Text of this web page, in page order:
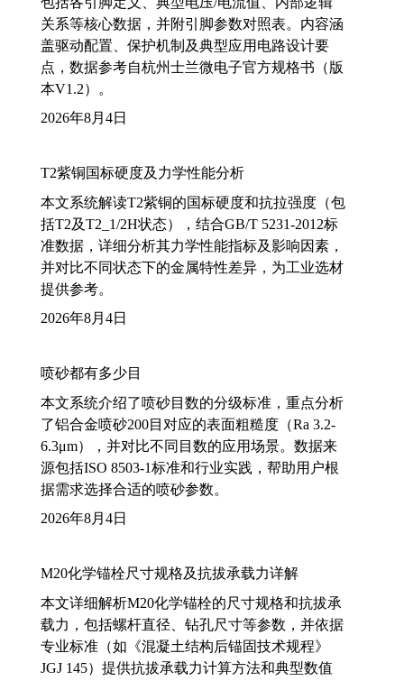
关系等核心数据，并附引脚参数对照表。内容涵
盖驱动配置、保护机制及典型应用电路设计要
点，数据参考自杭州士兰微电子官方规格书（版
本V1.2）。
2026年8月4日
T2紫铜国标硬度及力学性能分析
本文系统解读T2紫铜的国标硬度和抗拉强度（包
括T2及T2_1/2H状态），结合GB/T 5231-2012标
准数据，详细分析其力学性能指标及影响因素，
并对比不同状态下的金属特性差异，为工业选材
提供参考。
2026年8月4日
喷砂都有多少目
本文系统介绍了喷砂目数的分级标准，重点分析
了铝合金喷砂200目对应的表面粗糙度（Ra 3.2-
6.3μm），并对比不同目数的应用场景。数据来
源包括ISO 8503-1标准和行业实践，帮助用户根
据需求选择合适的喷砂参数。
2026年8月4日
M20化学锚栓尺寸规格及抗拔承载力详解
本文详细解析M20化学锚栓的尺寸规格和抗拔承
载力，包括螺杆直径、钻孔尺寸等参数，并依据
专业标准（如《混凝土结构后锚固技术规程》
JGJ 145）提供抗拔承载力计算方法和典型数值